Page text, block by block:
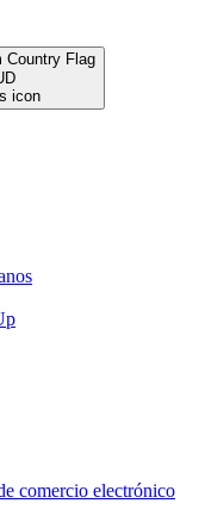
comercio electrónico